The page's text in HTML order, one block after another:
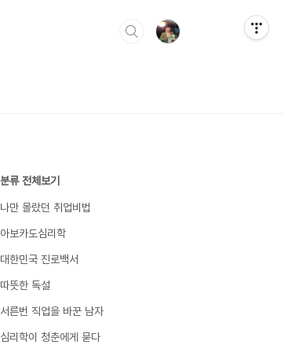
분류 전체보기
나만 몰랐던 취업비법
아보카도심리학
대한민국 진로백서
따뜻한 독설
서른번 직업을 바꾼 남자
심리학이 청춘에게 묻다